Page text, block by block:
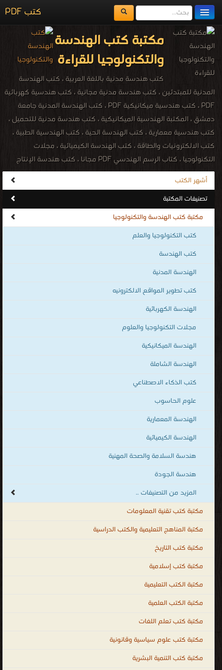
كتب PDF
مكتبة الكتب
المكتبات
يُقرأ حالياً
الفهرس
اضف كتاب
مكتبة كتب الهندسة
والتكنولوجيا للقراءة
كتب هندسة مدنية باللغة العربية ، كتب الهندسة
المدنية للمبتدئين ، كتب هندسة مدنية مجانية ، كتب هندسية كهربائية
PDF ، كتب هندسية ميكانيكية PDF ، كتب الهندسة المدنية جامعة
دمشق ، المكتبة الهندسية الميكانيكية ، كتب هندسة مدنية للتحميل ،
كتب هندسية معمارية ، كتب الهندسة الحية ، كتب الهندسية الطبية ،
كتب الالكترونيات والطاقة ، كتب الهندسة الكيميائية ، مجلات
التكنولوجيا ، كتاب الرسم الهندسي PDF مجانا ، كتب هندسة الإنتاج
والتصميم الميكانيكي مجانا ، كتب معجم هندسة الميكانيك المصور PDF
مجانا ، مكتبة الهندسة الكهربائية والإلكترونية ، engineering ،
engineering PDF ebooks ، Electrical engineering ، Chemical
Engineering ، Technology engineering ، المكتبة الإلكترونيّة لتحميل و
قراءة الكتب المصوّرة بنوعية PDF و تعمل على الهواتف الذكية والاجهزة
الكفيّة أونلاين.
أشهر الكتب
تصنيفات المكتبة
مكتبة كتب الهندسة والتكنولوجيا
كتب التكنولوجيا والعلم
كتب الهندسة
الهندسة المدنية
كتب تطوير المواقع الالكترونيه
الهندسة الكهربائية
مجلات التكنولوجيا والعلوم
الهندسة الميكانيكية
الهندسة الشاملة
كتب الذكاء الاصطناعي
علوم الحاسوب
الهندسة المعمارية
الهندسة الكيميائية
هندسة السلامة والصحة المهنية
هندسة الجودة
المزيد من التصنيفات ..
مكتبة كتب تقنية المعلومات
مكتبة المناهج التعليمية والكتب الدراسية
مكتبة كتب التاريخ
مكتبة كتب إسلامية
مكتبة الكتب التعليمية
مكتبة الكتب العلمية
مكتبة كتب تعلم اللغات
مكتبة كتب علوم سياسية وقانونية
مكتبة كتب التنمية البشرية